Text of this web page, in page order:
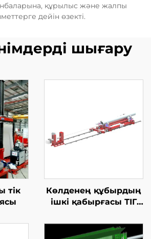
құрылыс және жалпы
дейін өзекті.
шығару
тік
Көлденең құбырдың
ішкі қабырғасы ТІГ